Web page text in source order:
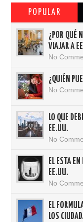
POPULAR
¿POR QUÉ
VIAJAR A
No
¿QUIÉN
No
LO QUE
EE.UU.
No
EL ESTA
EE.UU.
No
EL
LOS